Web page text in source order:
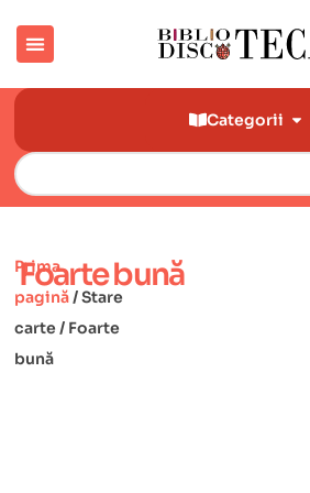
Categorii
Prima
pagină/ Stare
carte / Foarte
bună
Foarte bună